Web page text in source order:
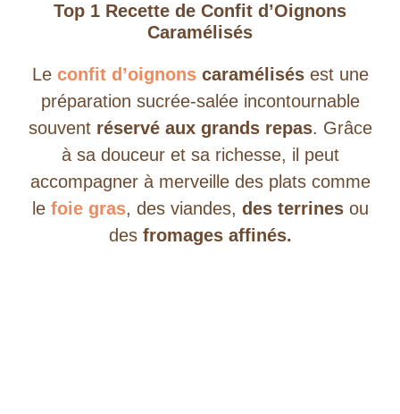
Top 1 Recette de Confit d’Oignons
Caramélisés
Le confit d’oignonscaramélisésest une
préparation sucrée-salée incontournable
souventréservé aux grands repas. Grâce
à sa douceur et sa richesse, il peut
accompagner à merveille des plats comme
le foie gras, des viandes, des terrinesou
desfromages affinés.